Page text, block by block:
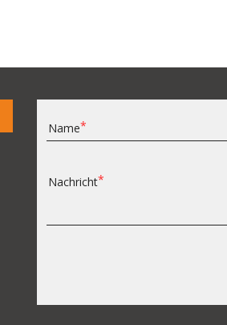
Name
Nachricht